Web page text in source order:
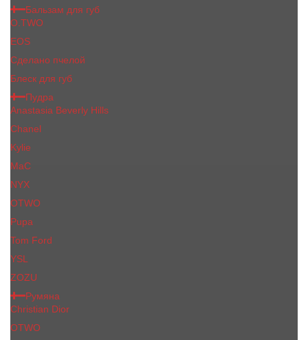
Бальзам для губ
O.TWO
EOS
Сделано пчелой
Блеск для губ
Пудра
Anastasia Beverly Hills
Chanel
Kylie
MaC
NYX
OTWO
Pupa
Tom Ford
YSL
ZOZU
Румяна
Christian Dior
OTWO